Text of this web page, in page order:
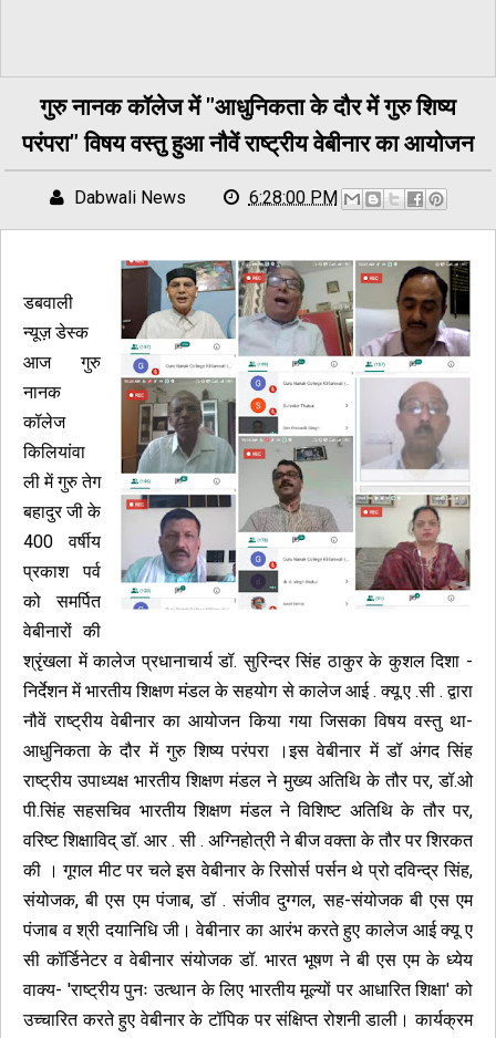
गुरु नानक कॉलेज में "आधुनिकता के दौर में गुरु शिष्य
परंपरा" विषय वस्तु हुआ नौवें राष्ट्रीय वेबीनार का आयोजन
Dabwali News 6:28:00 PM
डबवाली
न्यूज़ डेस्क
आज गुरु
नानक
कॉलेज
किलियांवा
ली में गुरु तेग
बहादुर जी के
400 वर्षीय
प्रकाश पर्व
को समर्पित
वेबीनारों की
श्रृंखला में कालेज प्रधानाचार्य डॉ. सुरिन्दर सिंह ठाकुर के कुशल दिशा -
निर्देशन में भारतीय शिक्षण मंडल के सहयोग से कालेज आई . क्यू.ए .सी . द्वारा
नौवें राष्ट्रीय वेबीनार का आयोजन किया गया जिसका विषय वस्तु था-
आधुनिकता के दौर में गुरु शिष्य परंपरा ।इस वेबीनार में डॉ अंगद सिंह
राष्ट्रीय उपाध्यक्ष भारतीय शिक्षण मंडल ने मुख्य अतिथि के तौर पर, डॉ.ओ
पी.सिंह सहसचिव भारतीय शिक्षण मंडल ने विशिष्ट अतिथि के तौर पर,
वरिष्ट शिक्षाविद् डॉ. आर . सी . अग्निहोत्री ने बीज वक्ता के तौर पर शिरकत
की । गूगल मीट पर चले इस वेबीनार के रिसोर्स पर्सन थे प्रो दविन्द्र सिंह,
संयोजक, बी एस एम पंजाब, डॉ . संजीव दुग्गल, सह-संयोजक बी एस एम
पंजाब व श्री दयानिधि जी। वेबीनार का आरंभ करते हुए कालेज आई क्यू ए
सी कॉर्डिनेटर व वेबीनार संयोजक डॉ. भारत भूषण ने बी एस एम के ध्येय
वाक्य- 'राष्ट्रीय पुनः उत्थान के लिए भारतीय मूल्यों पर आधारित शिक्षा' को
उच्चारित करते हुए वेबीनार के टॉपिक पर संक्षिप्त रोशनी डाली। कार्यक्रम